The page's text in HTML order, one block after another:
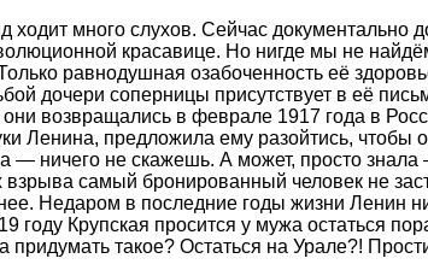
много слухов. Сейчас документально
красавице. Но нигде мы не
равнодушная озабоченность её
дочери соперницы присутствует в её
возвращались в феврале 1917 года в
Ленина, предложила ему разойтись, чтобы
ничего не скажешь. А может, просто знала
взрыва самый бронированный человек не
Недаром в последние годы жизни Ленин
году Крупская просится у мужа остаться
придумать такое? Остаться на Урале?!